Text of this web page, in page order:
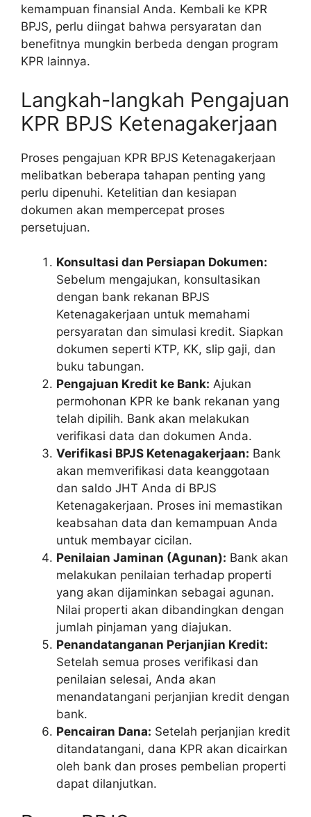
kemampuan finansial Anda. Kembali ke KPR
BPJS, perlu diingat bahwa persyaratan dan
benefitnya mungkin berbeda dengan program
KPR lainnya.
Langkah-langkah Pengajuan
KPR BPJS Ketenagakerjaan
Proses pengajuan KPR BPJS Ketenagakerjaan
melibatkan beberapa tahapan penting yang
perlu dipenuhi. Ketelitian dan kesiapan
dokumen akan mempercepat proses
persetujuan.
Konsultasi dan Persiapan Dokumen:
Sebelum mengajukan, konsultasikan
dengan bank rekanan BPJS
Ketenagakerjaan untuk memahami
persyaratan dan simulasi kredit. Siapkan
dokumen seperti KTP, KK, slip gaji, dan
buku tabungan.
Pengajuan Kredit ke Bank: Ajukan
permohonan KPR ke bank rekanan yang
telah dipilih. Bank akan melakukan
verifikasi data dan dokumen Anda.
Verifikasi BPJS Ketenagakerjaan: Bank
akan memverifikasi data keanggotaan
dan saldo JHT Anda di BPJS
Ketenagakerjaan. Proses ini memastikan
keabsahan data dan kemampuan Anda
untuk membayar cicilan.
Penilaian Jaminan (Agunan): Bank akan
melakukan penilaian terhadap properti
yang akan dijaminkan sebagai agunan.
Nilai properti akan dibandingkan dengan
jumlah pinjaman yang diajukan.
Penandatanganan Perjanjian Kredit:
Setelah semua proses verifikasi dan
penilaian selesai, Anda akan
menandatangani perjanjian kredit dengan
bank.
Pencairan Dana: Setelah perjanjian kredit
ditandatangani, dana KPR akan dicairkan
oleh bank dan proses pembelian properti
dapat dilanjutkan.